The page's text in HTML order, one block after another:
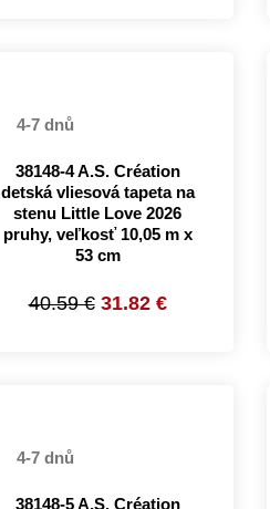
4-7 dnů
38148-4 A.S. Création
detská vliesová tapeta na
stenu Little Love 2026
pruhy, veľkosť 10,05 m x
53 cm
40.59 € 31.82 €
4-7 dnů
38148-5 A.S. Création